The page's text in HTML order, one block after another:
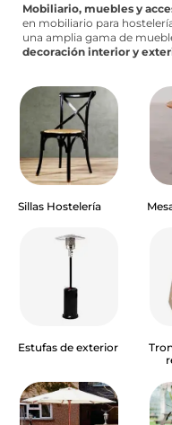
Mobiliario, muebles y
en mobiliario para
una amplia gama de
decoración interior y
Sillas Hostelería
Estufas de exterior